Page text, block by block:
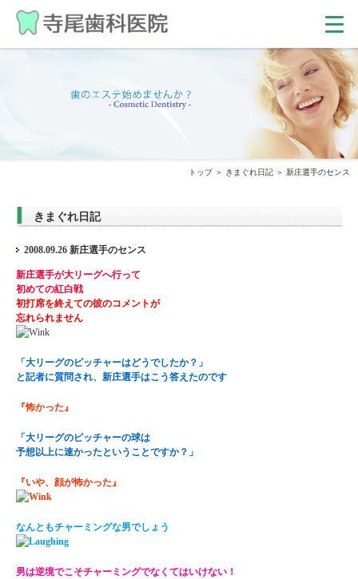
トップ きまぐれ日記 新庄選手のセンス
きまぐれ日記
2008.09.26 新庄選手のセンス
新庄選手が大リーグへ行って
初めての紅白戦
初打席を終えての彼のコメントが
忘れられません
「大リーグのピッチャーはどうでしたか？」
と記者に質問され、新庄選手はこう答えたのです
『怖かった』
「大リーグのピッチャーの球は
予想以上に速かったということですか？」
『いや、顔が怖かった』
なんともチャーミングな男でしょう
男は逆境でこそチャーミングでなくてはいけない！